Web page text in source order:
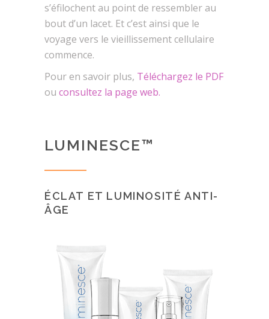
s’éfilochent au point de ressembler au
bout d’un lacet. Et c’est ainsi que le
voyage vers le vieillissement cellulaire
commence.
Pour en savoir plus, Téléchargez le PDF
ou consultez la page web.
LUMINESCE™
ÉCLAT ET LUMINOSITÉ ANTI-
ÂGE